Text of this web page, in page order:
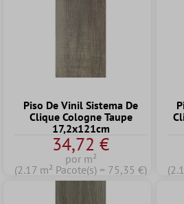
Piso De Vinil Sistema De
Clique Cologne Taupe
17,2x121cm
34,72 €
por m²
(2.17 m² Pacote(s) = 75,35 €)